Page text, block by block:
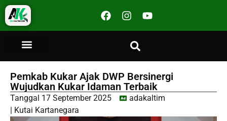
Pemkab Kukar Ajak DWP Bersinergi
Wujudkan Kukar Idaman Terbaik
Tanggal 17 September 2025
adakaltim
Kutai Kartanegara